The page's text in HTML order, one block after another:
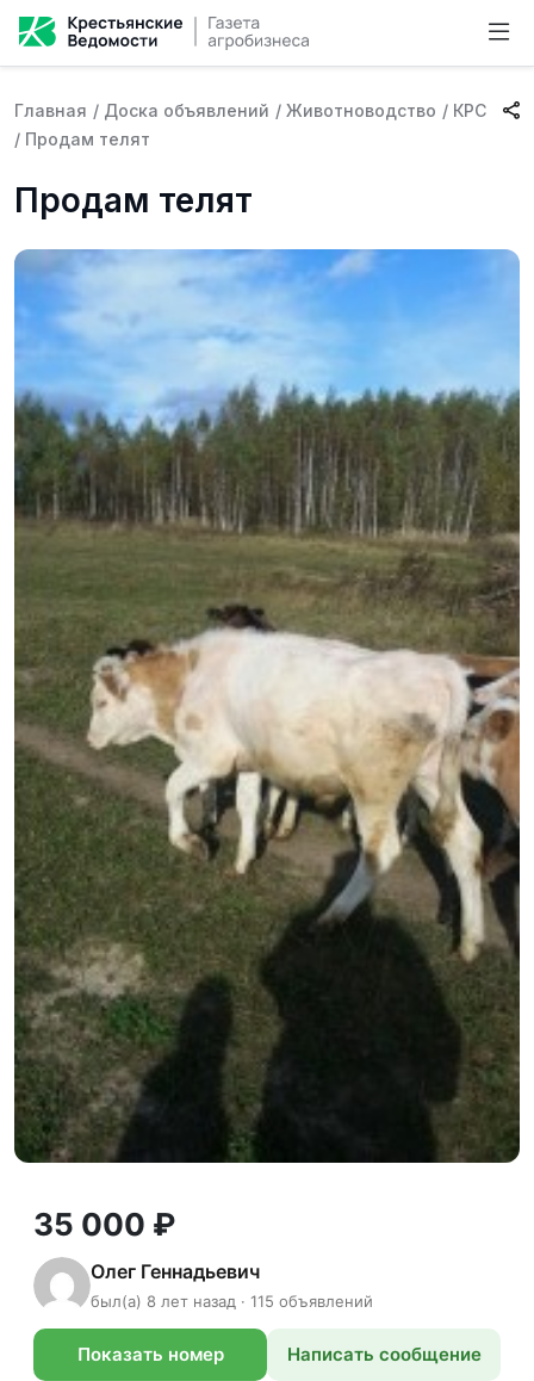
Главная / Доска объявлений / Животноводство / КРС
/ Продам телят
Продам телят
35 000 ₽
Олег Геннадьевич
был(а) 8 лет назад · 115 объявлений
Показать номер Написать сообщение